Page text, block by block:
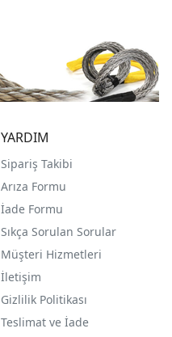
YARDIM
Sipariş Takibi
Arıza Formu
İade Formu
Sıkça Sorulan Sorular
Müşteri Hizmetleri
İletişim
Gizlilik Politikası
Teslimat ve İade